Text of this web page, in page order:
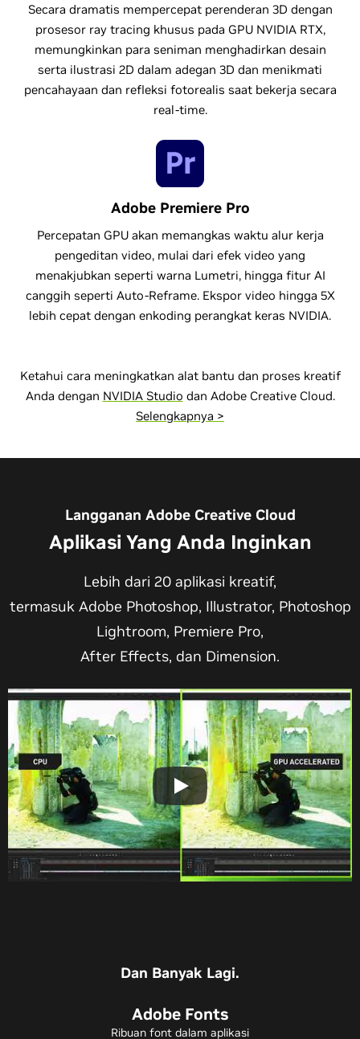
Secara dramatis mempercepat perenderan 3D dengan
prosesor ray tracing khusus pada GPU NVIDIA RTX,
memungkinkan para seniman menghadirkan desain
serta ilustrasi 2D dalam adegan 3D dan menikmati
pencahayaan dan refleksi fotorealis saat bekerja secara
real-time.
Adobe Premiere Pro
Percepatan GPU akan memangkas waktu alur kerja
pengeditan video, mulai dari efek video yang
menakjubkan seperti warna Lumetri, hingga fitur AI
canggih seperti Auto-Reframe. Ekspor video hingga 5X
lebih cepat dengan enkoding perangkat keras NVIDIA.
Ketahui cara meningkatkan alat bantu dan proses kreatif
Anda dengan NVIDIA Studio dan Adobe Creative Cloud.
Selengkapnya >
Langganan Adobe Creative Cloud
Aplikasi Yang Anda Inginkan
Lebih dari 20 aplikasi kreatif,
termasuk Adobe Photoshop, Illustrator, Photoshop
Lightroom, Premiere Pro,
After Effects, dan Dimension.
Dan Banyak Lagi.
Adobe Fonts
Ribuan font dalam aplikasi